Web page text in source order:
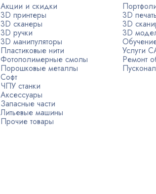
Акции и скидки
3D принтеры
3D сканеры
3D ручки
3D манипуляторы
Пластиковые нити
Фотополимерные смолы
Порошковые металлы
Софт
ЧПУ станки
Аксессуары
Запасные части
Литьевые машины
Прочие товары
3D печать
3D
3D
Услуги
Ремонт